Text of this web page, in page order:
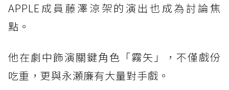
APPLE成員藤澤涼架的演出也成為討論焦
點。
他在劇中飾演關鍵角色「霧矢」，不僅戲份
吃重，更與永瀬廉有大量對手戲。